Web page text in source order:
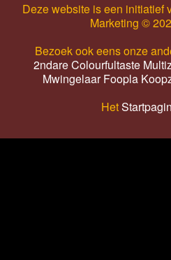
Deze website is een initiatief
Marketing ©
Bezoek ook eens onze
2ndareColourfultaste
Mwingelaar Foopla
Het